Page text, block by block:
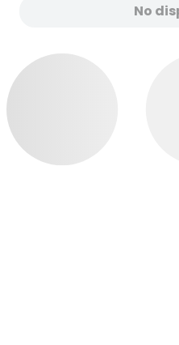
No